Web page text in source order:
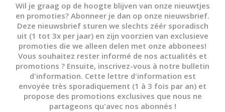
Wil je graag op de hoogte blijven van onze nieuwtjes
en promoties? Abonneer je dan op onze nieuwsbrief.
Deze nieuwsbrief sturen we slechts zéér sporadisch
uit (1 tot 3x per jaar) en zijn voorzien van exclusieve
promoties die we alleen delen met onze abbonees!
Vous souhaitez rester informé de nos actualités et
promotions ? Ensuite, inscrivez-vous à notre bulletin
d'information. Cette lettre d'information est
envoyée très sporadiquement (1 à 3 fois par an) et
propose des promotions exclusives que nous ne
partageons qu'avec nos abonnés !
geregistreerde merknaam! (c) Fotomoment - Thierry Botten
Fotograaf-Photographe Jouw foto's-Vos Photos
Boek Nu - Réservation Cadeaubon! - Bon Cadeau!
Contact